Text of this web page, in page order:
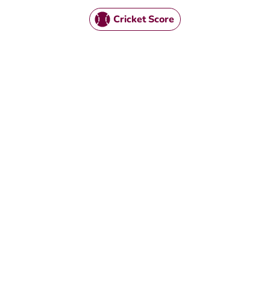
Cricket Score